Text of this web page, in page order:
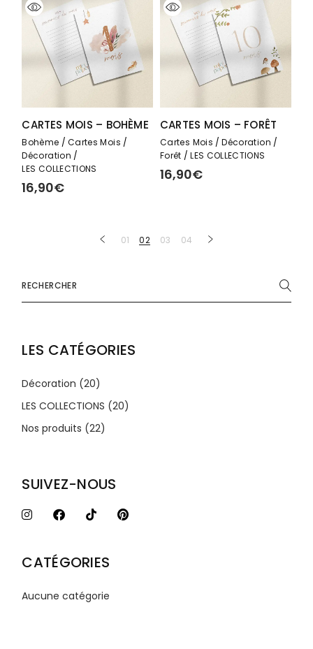
CARTES MOIS – BOHÈME
Bohème
Cartes Mois
Décoration
LES COLLECTIONS
16,90€
CARTES MOIS – FORÊT
Cartes Mois
Décoration
Forêt
LES COLLECTIONS
16,90€
01 02 03 04
LES CATÉGORIES
Décoration (20)
LES COLLECTIONS (20)
Nos produits (22)
SUIVEZ-NOUS
CATÉGORIES
Aucune catégorie